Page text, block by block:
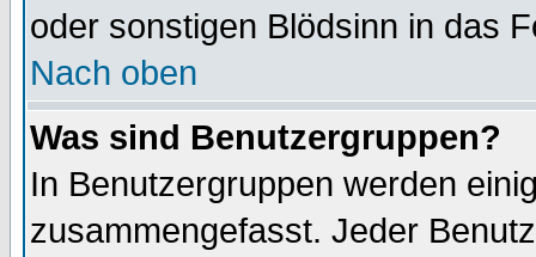
oder sonstigen Blödsinn in das
Nach oben
Was sind Benutzergruppen?
In Benutzergruppen werden
zusammengefasst. Jeder